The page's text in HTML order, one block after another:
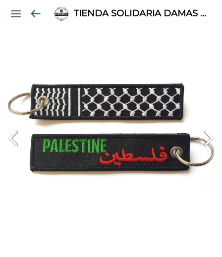
TIENDA SOLIDARIA DAMAS PALESTINAS